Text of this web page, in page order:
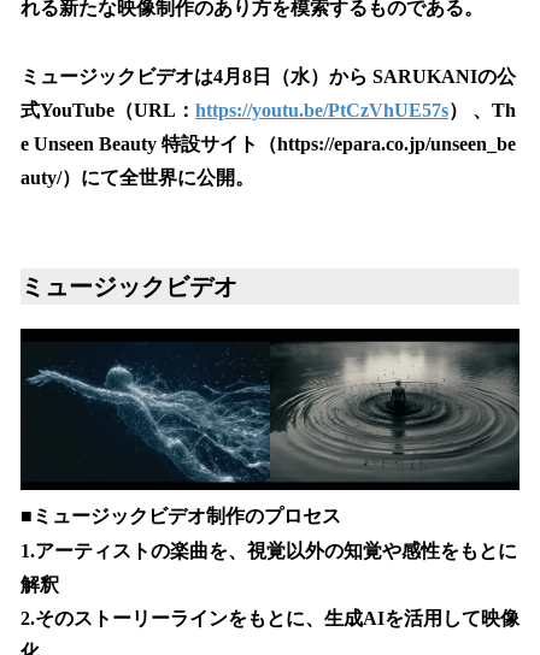
れる新たな映像制作のあり方を模索するものである。
ミュージックビデオは4月8日（水）から SARUKANIの公
式YouTube（URL： https://youtu.be/PtCzVhUE57s） 、Th
e Unseen Beauty 特設サイト（https://epara.co.jp/unseen_be
auty/）にて全世界に公開。
ミュージックビデオ
■ミュージックビデオ制作のプロセス
1.アーティストの楽曲を、視覚以外の知覚や感性をもとに
解釈
2.そのストーリーラインをもとに、生成AIを活用して映像